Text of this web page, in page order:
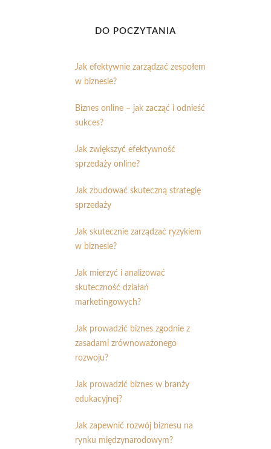
DO POCZYTANIA
Jak efektywnie zarządzać zespołem
w biznesie?
Biznes online – jak zacząć i odnieść
sukces?
Jak zwiększyć efektywność
sprzedaży online?
Jak zbudować skuteczną strategię
sprzedaży
Jak skutecznie zarządzać ryzykiem
w biznesie?
Jak mierzyć i analizować
skuteczność działań
marketingowych?
Jak prowadzić biznes zgodnie z
zasadami zrównoważonego
rozwoju?
Jak prowadzić biznes w branży
edukacyjnej?
Jak zapewnić rozwój biznesu na
rynku międzynarodowym?